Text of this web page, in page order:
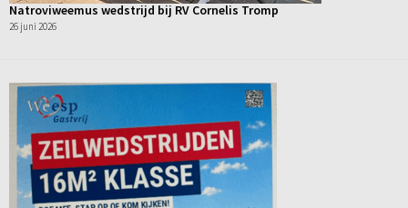
Natroviweemus wedstrijd bij RV Cornelis Tromp
26 juni 2026